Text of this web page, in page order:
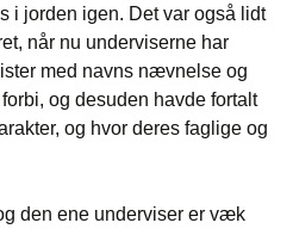
i jorden igen. Det var også lidt
når nu underviserne har
med navns nævnelse og
og desuden havde fortalt
og hvor deres faglige og
den ene underviser er væk